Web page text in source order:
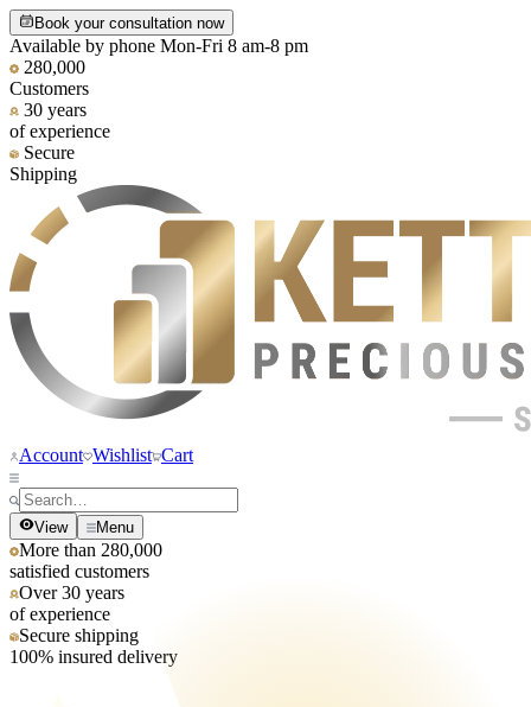
Book your consultation now
Available by phone Mon-Fri 8 am-8 pm
280,000
Customers
30 years
of experience
Secure
Shipping
Account Wishlist Cart
View Menu
More than 280,000
satisfied customers
Over 30 years
of experience
Secure shipping
100% insured delivery